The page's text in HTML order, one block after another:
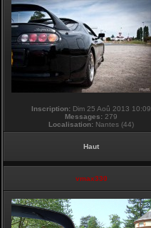
Inscription: Dim 25 Aoû 2013 10:09
Messages: 279
Localisation: Nantes (44)
Haut
vmax330